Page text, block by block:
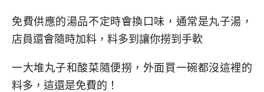
免費供應的湯品不定時會換口味，通常是丸子湯，
店員還會隨時加料，料多到讓你撈到手軟
一大堆丸子和酸菜隨便撈，外面買一碗都沒這裡的
料多，這還是免費的！